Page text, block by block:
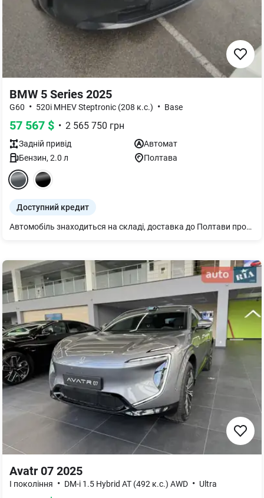
BMW 5 Series 2025
G60 • 520i MHEV Steptronic (208 к.с.) • Base
57 567 $ • 2 565 750 грн
Задній привід
Автомат
Бензин, 2.0 л Полтава
Доступний кредит
Автомобіль знаходиться на складі, доставка до Полтави протягом 3 робочих днів після оплати. Комплектація: Колір кузова: Sophisto Grey Brilliant Effect Колір інтер`єру: Оббивка салону зі штучної перфорованої та стьобаної шкіри `Veganza` Колір Espresso Brown Круїз-контроль із функцією гальмування Попередження про виїзд із смуги руху з активним поверненням Попередження про фронтальне зіткнення з гальмуванням для пішоходів/велосипедистів, включно з при поворотах і на розв"язках Попередження про лівий поворот (транспортний засіб) з функцією гальмування Інформація про обмеження швидкості, вкл. індикатор передбачення та заборони обгону, а також ручний асистент обмеження швидкості Асистент уваги водія Parking Assistant (камера заднього виду, парктроніки перед та зад, автопаркувальник) 18" легкосплавні диски Y-spoke style 932 Grey Датчик дощу та освітлення Обігрів заднього скла Форсунка омивача для камери заднього виду Електропривід складання бічних дзеркал Фари ближнього і дальнього світла (технологія LED) Габаритні вогні, денні фари (LED технологія) Асистент дальнього світла Активний захист пішоходів Подовжена гарантія на авто 36 міс або 200 тис км Підігрів керма Автоматична робота багажних дверей Система комфортного доступу Електропривод передніх сидінь з пам`яттю положення для водійського сидіння Підігрів передніх сидінь Болти-секретки для коліс Індикатор тиску в покришках Комплект для ремонту шин Оздоблення `CraftedClarity` Розсіяне освітлення салону Пакет Connected необмежений Бездротова зарядка з охолодженням пристрою Посібник користувача українською мовою.
Avatr 07 2025
I покоління • DM-i 1.5 Hybrid AT (492 к.с.) AWD • Ultra